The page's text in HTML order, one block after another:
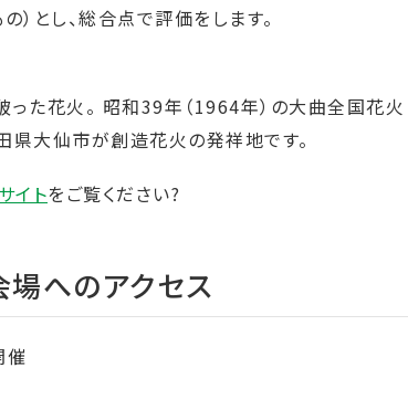
とし、総合点で評価をします。
た花火。 昭和39年（1964年）の大曲全国花火
県大仙市が創造花火の発祥地です。
イトをご覧ください?
へのアクセス
催